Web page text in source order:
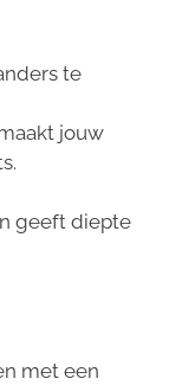
te
jouw
geeft diepte
met een